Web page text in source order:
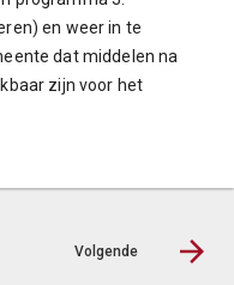
en weer in te
dat middelen na
zijn voor het
Volgende